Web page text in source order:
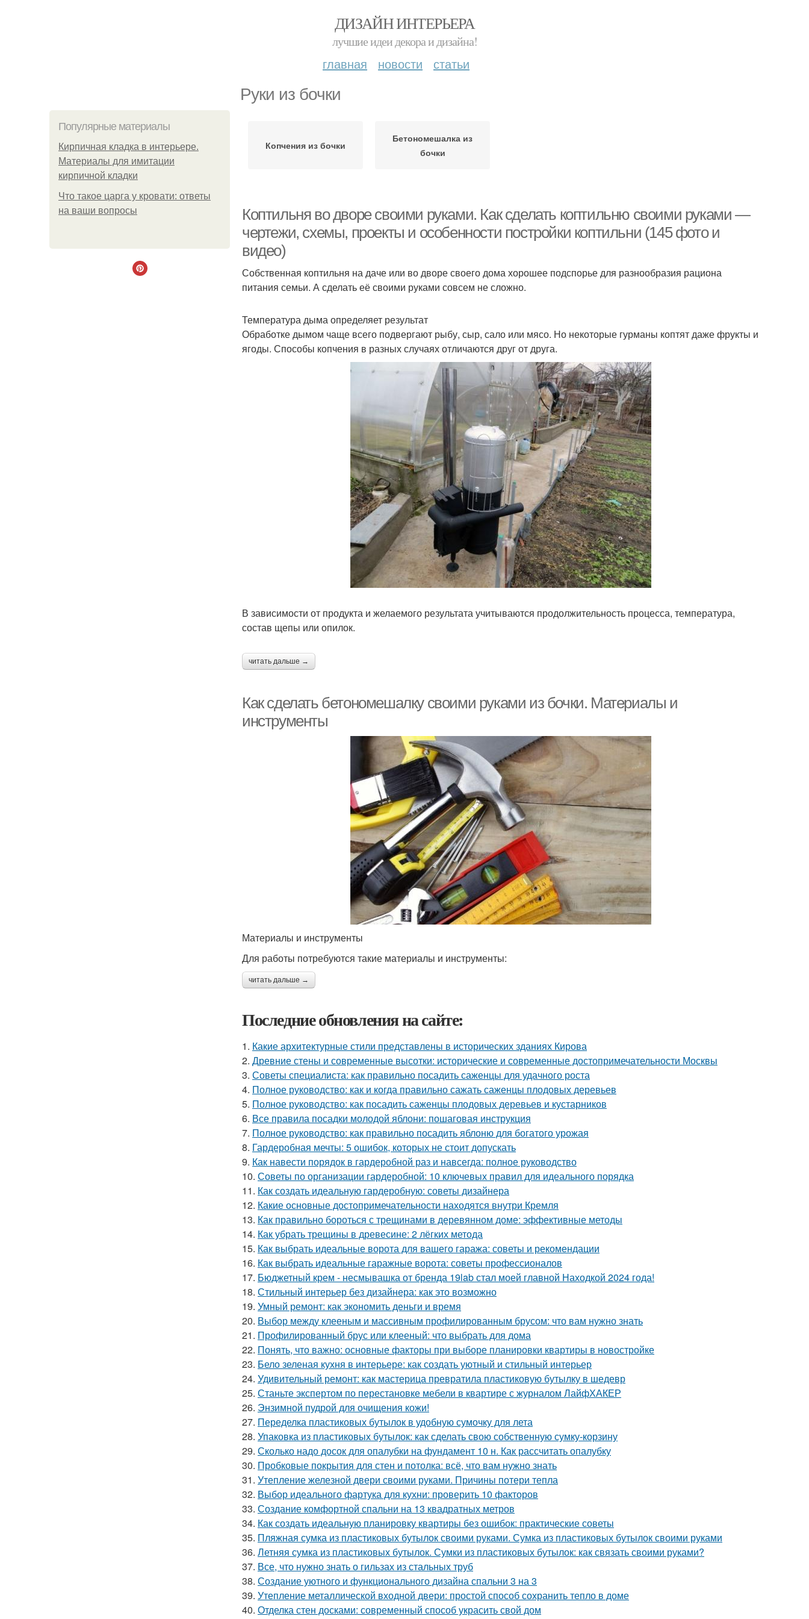
ДИЗАЙН ИНТЕРЬЕРА
лучшие идеи декора и дизайна!
главная новости статьи
Руки из бочки
Популярные материалы
Кирпичная кладка в интерьере.
Материалы для имитации
кирпичной кладки
Что такое царга у кровати: ответы
на ваши вопросы
Копчения из бочки
Бетономешалка из
бочки
Коптильня во дворе своими руками. Как сделать коптильню своими руками —
чертежи, схемы, проекты и особенности постройки коптильни (145 фото и
видео)
Собственная коптильня на даче или во дворе своего дома хорошее подспорье для разнообразия рациона
питания семьи. А сделать её своими руками совсем не сложно.
Температура дыма определяет результат
Обработке дымом чаще всего подвергают рыбу, сыр, сало или мясо. Но некоторые гурманы коптят даже фрукты и
ягоды. Способы копчения в разных случаях отличаются друг от друга.
В зависимости от продукта и желаемого результата учитываются продолжительность процесса, температура,
состав щепы или опилок.
читать дальше →
Как сделать бетономешалку своими руками из бочки. Материалы и
инструменты
Материалы и инструменты
Для работы потребуются такие материалы и инструменты:
читать дальше →
Последние обновления на сайте:
1. Какие архитектурные стили представлены в исторических зданиях Кирова
2. Древние стены и современные высотки: исторические и современные достопримечательности Москвы
3. Советы специалиста: как правильно посадить саженцы для удачного роста
4. Полное руководство: как и когда правильно сажать саженцы плодовых деревьев
5. Полное руководство: как посадить саженцы плодовых деревьев и кустарников
6. Все правила посадки молодой яблони: пошаговая инструкция
7. Полное руководство: как правильно посадить яблоню для богатого урожая
8. Гардеробная мечты: 5 ошибок, которых не стоит допускать
9. Как навести порядок в гардеробной раз и навсегда: полное руководство
10. Советы по организации гардеробной: 10 ключевых правил для идеального порядка
11. Как создать идеальную гардеробную: советы дизайнера
12. Какие основные достопримечательности находятся внутри Кремля
13. Как правильно бороться с трещинами в деревянном доме: эффективные методы
14. Как убрать трещины в древесине: 2 лёгких метода
15. Как выбрать идеальные ворота для вашего гаража: советы и рекомендации
16. Как выбрать идеальные гаражные ворота: советы профессионалов
17. Бюджетный крем - несмывашка от бренда 19lab стал моей главной Находкой 2024 года!
18. Стильный интерьер без дизайнера: как это возможно
19. Умный ремонт: как экономить деньги и время
20. Выбор между клееным и массивным профилированным брусом: что вам нужно знать
21. Профилированный брус или клееный: что выбрать для дома
22. Понять, что важно: основные факторы при выборе планировки квартиры в новостройке
23. Бело зеленая кухня в интерьере: как создать уютный и стильный интерьер
24. Удивительный ремонт: как мастерица превратила пластиковую бутылку в шедевр
25. Станьте экспертом по перестановке мебели в квартире с журналом ЛайфХАКЕР
26. Энзимной пудрой для очищения кожи!
27. Переделка пластиковых бутылок в удобную сумочку для лета
28. Упаковка из пластиковых бутылок: как сделать свою собственную сумку-корзину
29. Сколько надо досок для опалубки на фундамент 10 н. Как рассчитать опалубку
30. Пробковые покрытия для стен и потолка: всё, что вам нужно знать
31. Утепление железной двери своими руками. Причины потери тепла
32. Выбор идеального фартука для кухни: проверить 10 факторов
33. Создание комфортной спальни на 13 квадратных метров
34. Как создать идеальную планировку квартиры без ошибок: практические советы
35. Пляжная сумка из пластиковых бутылок своими руками. Сумка из пластиковых бутылок своими руками
36. Летняя сумка из пластиковых бутылок. Сумки из пластиковых бутылок: как связать своими руками?
37. Все, что нужно знать о гильзах из стальных труб
38. Создание уютного и функционального дизайна спальни 3 на 3
39. Утепление металлической входной двери: простой способ сохранить тепло в доме
40. Отделка стен досками: современный способ украсить свой дом